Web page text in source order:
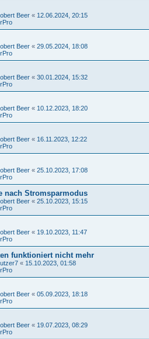
Beer « 12.06.2024, 20:15
Beer « 29.05.2024, 18:08
Beer « 30.01.2024, 15:32
Beer « 10.12.2023, 18:20
Beer « 16.11.2023, 12:22
Beer « 25.10.2023, 17:08
nach Stromsparmodus
Beer « 25.10.2023, 15:15
Beer « 19.10.2023, 11:47
funktioniert nicht mehr
« 15.10.2023, 01:58
Beer « 05.09.2023, 18:18
Beer « 19.07.2023, 08:29